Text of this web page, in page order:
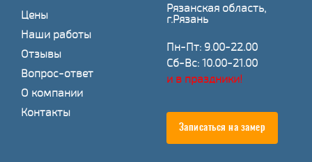
Цены
Наши работы
Отзывы
Вопрос-ответ
О компании
Контакты
Рязанская область,
г.Рязань
Пн-Пт: 9.00-22.00
Сб-Вс: 10.00-21.00
и в праздники!
Записаться на замер